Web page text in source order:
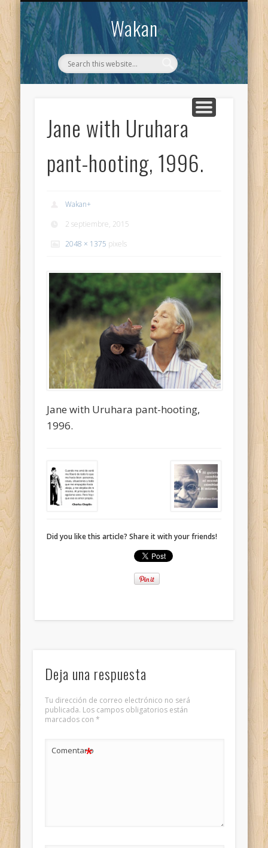
Wakan
WAKAN
CONTACTO
Jane with Uruhara
pant-hooting, 1996.
Wakan+
2 septiembre, 2015
2048 × 1375 pixels
Jane with Uruhara pant-hooting,
1996.
Did you like this article? Share it with your friends!
Deja una respuesta
Tu dirección de correo electrónico no será
publicada. Los campos obligatorios están
marcados con *
Comentario
*